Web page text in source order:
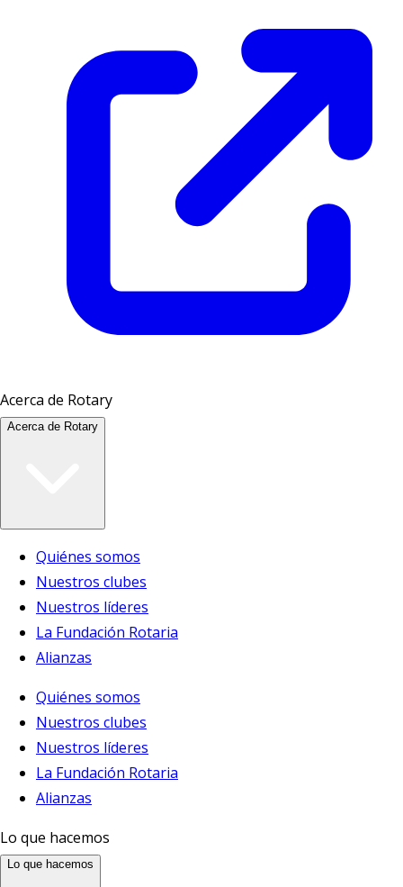
Acerca de Rotary
Acerca de Rotary
Quiénes somos
Nuestros clubes
Nuestros líderes
La Fundación Rotaria
Alianzas
Quiénes somos
Nuestros clubes
Nuestros líderes
La Fundación Rotaria
Alianzas
Lo que hacemos
Lo que hacemos